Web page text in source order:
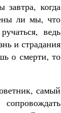
завтра, когда
ли мы, что
ведь
и страдания
о смерти, то
самый